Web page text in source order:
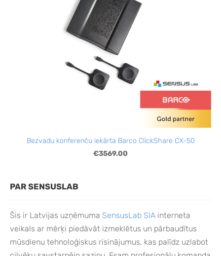
PAR SENSUSLAB
Šis ir Latvijas uzņēmuma SensusLab SIA interneta
veikals ar mērķi piedāvāt izmeklētus un pārbaudītus
mūsdienu tehnoloģiskus risinājumus, kas palīdz uzlabot
Bezvadu konferenču iekārta Barco ClickShare CX-50
€3569.00